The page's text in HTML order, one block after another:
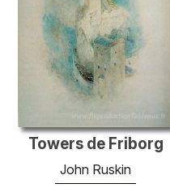
Towers de Friborg
John Ruskin